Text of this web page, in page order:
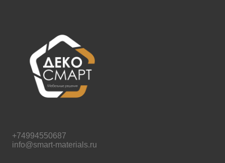
+74994550687
info@smart-materials.ru